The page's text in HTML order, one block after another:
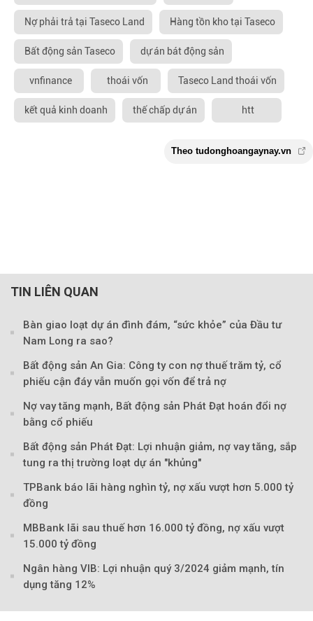
Nợ phải trả tại Taseco Land Hàng tồn kho tại Taseco
Bất động sản Taseco dự án bát động sản
vnfinance thoái vốn Taseco Land thoái vốn
kết quả kinh doanh thế chấp dự án htt
TIN LIÊN QUAN
Bàn giao loạt dự án đình đám, “sức khỏe” của Đầu tư
Nam Long ra sao?
Bất động sản An Gia: Công ty con nợ thuế trăm tỷ, cổ
phiếu cận đáy vẫn muốn gọi vốn để trả nợ
Nợ vay tăng mạnh, Bất động sản Phát Đạt hoán đổi nợ
bằng cổ phiếu
Bất động sản Phát Đạt: Lợi nhuận giảm, nợ vay tăng, sắp
tung ra thị trường loạt dự án "khủng"
TPBank báo lãi hàng nghìn tỷ, nợ xấu vượt hơn 5.000 tỷ
đồng
MBBank lãi sau thuế hơn 16.000 tỷ đồng, nợ xấu vượt
15.000 tỷ đồng
Ngân hàng VIB: Lợi nhuận quý 3/2024 giảm mạnh, tín
dụng tăng 12%